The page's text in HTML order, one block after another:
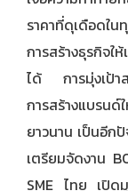
ราคาที่ดุเดือดใ
การสร้างธุรกิจใ
ได้ การมุ่งเป้าส
การสร้างแบรน
ยาวนาน เป็นอีก
เตรียมจัดงาน
SME ไทย เปิดมุ